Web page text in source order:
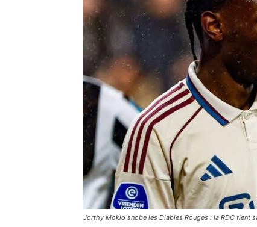
Jorthy Mokio snobe les Diables Rouges : la RDC tient